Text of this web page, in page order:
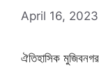
April 16, 2023
ঐতিহাসিক